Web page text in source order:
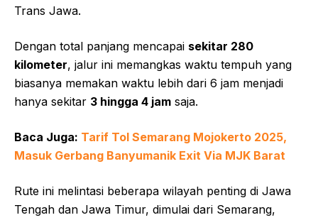
Trans Jawa.
Dengan total panjang mencapai sekitar 280
kilometer, jalur ini memangkas waktu tempuh yang
biasanya memakan waktu lebih dari 6 jam menjadi
hanya sekitar 3 hingga 4 jam saja.
Baca Juga: Tarif Tol Semarang Mojokerto 2025,
Masuk Gerbang Banyumanik Exit Via MJK Barat
Rute ini melintasi beberapa wilayah penting di Jawa
Tengah dan Jawa Timur, dimulai dari Semarang,